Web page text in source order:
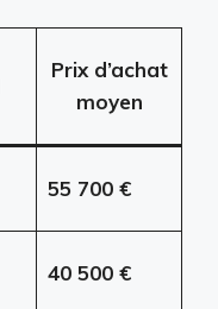
Prix d’achat
moyen
55 700 €
40 500 €